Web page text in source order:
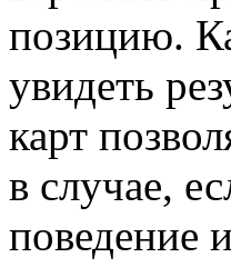
позицию.
увидеть
карт
в случае,
поведение